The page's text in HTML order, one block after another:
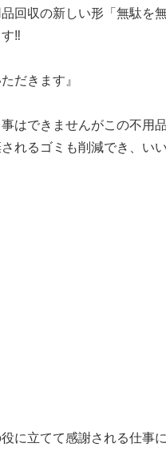
回収の新しい形「無駄を
‼️
だきます』
はできませんがこの不用
れるゴミも削減でき、い
に立てて感謝される仕事